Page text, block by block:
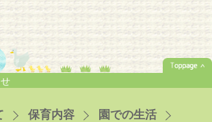
保育内容
園での生活